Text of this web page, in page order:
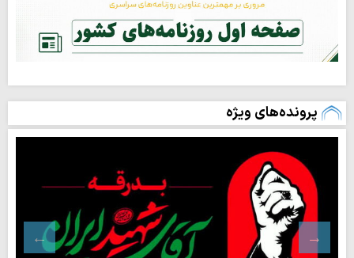
پرونده‌های ویژه